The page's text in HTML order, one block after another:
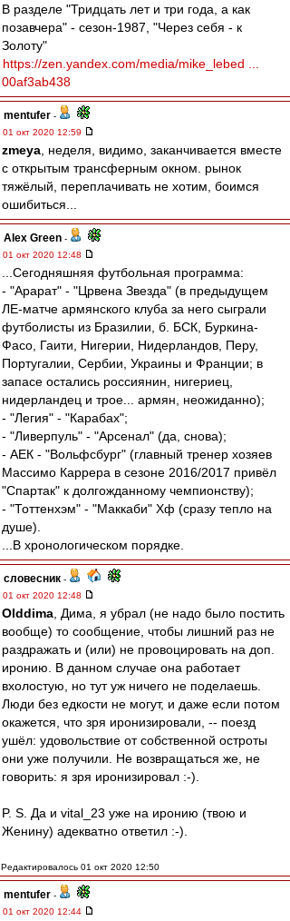
В разделе "Тридцать лет и три года, а как
позавчера" - сезон-1987, "Через себя - к
Золоту"
https://zen.yandex.com/media/mike_lebed ...
00af3ab438
mentufer -
01 окт 2020 12:59
zmeya , неделя, видимо, заканчивается вместе
с открытым трансферным окном. рынок
тяжёлый, переплачивать не хотим, боимся
ошибиться...
Alex Green -
01 окт 2020 12:48
...Сегодняшняя футбольная программа:
- "Арарат" - "Црвена Звезда" (в предыдущем
ЛЕ-матче армянского клуба за него сыграли
футболисты из Бразилии, б. БСК, Буркина-
Фасо, Гаити, Нигерии, Нидерландов, Перу,
Португалии, Сербии, Украины и Франции; в
запасе остались россиянин, нигериец,
нидерландец и трое... армян, неожиданно);
- "Легия" - "Карабах";
- "Ливерпуль" - "Арсенал" (да, снова);
- АЕК - "Вольфсбург" (главный тренер хозяев
Массимо Каррера в сезоне 2016/2017 привёл
"Спартак" к долгожданному чемпионству);
- "Тоттенхэм" - "Маккаби" Хф (сразу тепло на
душе).
...В хронологическом порядке.
словесник -
01 окт 2020 12:48
Olddima , Дима, я убрал (не надо было постить
вообще) то сообщение, чтобы лишний раз не
раздражать и (или) не провоцировать на доп.
иронию. В данном случае она работает
вхолостую, но тут уж ничего не поделаешь.
Люди без едкости не могут, и даже если потом
окажется, что зря иронизировали, -- поезд
ушёл: удовольствие от собственной остроты
они уже получили. Не возвращаться же, не
говорить: я зря иронизировал :-).
P. S. Да и vital_23 уже на иронию (твою и
Женину) адекватно ответил :-).
Редактировалось 01 окт 2020 12:50
mentufer -
01 окт 2020 12:44